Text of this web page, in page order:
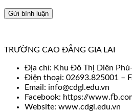
TRƯỜNG CAO ĐẲNG GIA LAI
Địa chỉ: Khu Đô Thị Diên
Điện thoại: 02693.825001 –
Email: info@cdgl.edu.vn
Facebook: https://
Website: www.cdgl.edu.vn